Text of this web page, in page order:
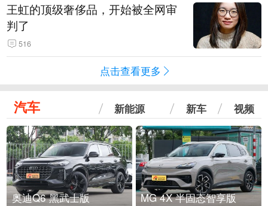
王虹的顶级奢侈品，开始被全网审
判了
516
点击查看更多
汽车 新能源 新车 视频
奥迪Q6 黑武士版 MG 4X 半固态智享版